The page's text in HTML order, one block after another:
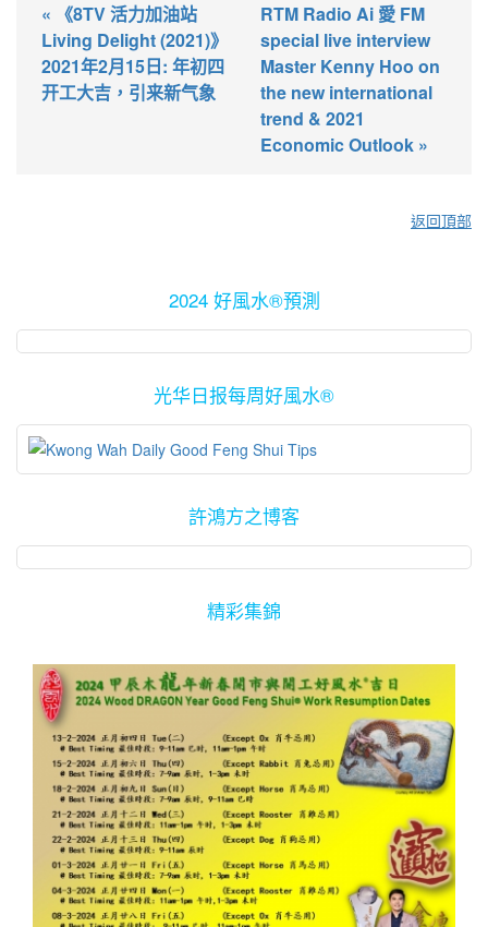
« 《8TV 活力加油站
Living Delight (2021)》
2021年2月15日: 年初四
开工大吉，引来新气象
RTM Radio Ai 愛 FM
special live interview
Master Kenny Hoo on
the new international
trend & 2021
Economic Outlook »
返回頂部
2024 好風水®預測
光华日报每周好風水®
許鴻方之博客
精彩集錦